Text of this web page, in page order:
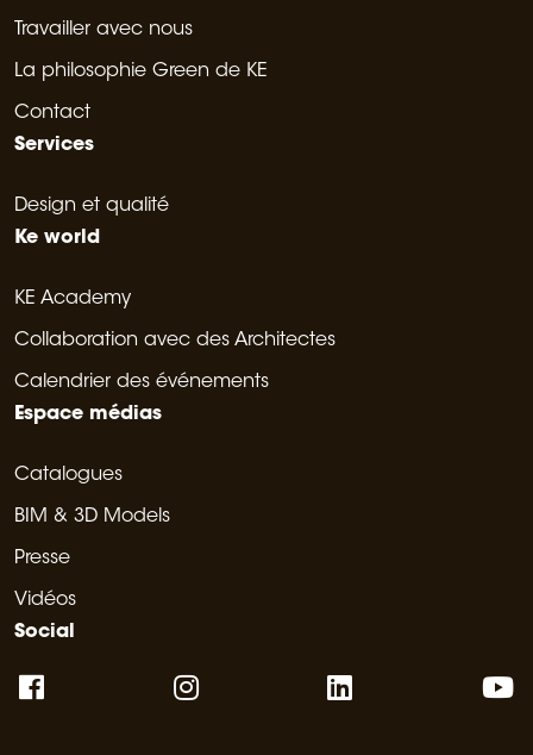
Travailler avec nous
La philosophie Green de KE
Contact
Services
Design et qualité
Ke world
KE Academy
Collaboration avec des Architectes
Calendrier des événements
Espace médias
Catalogues
BIM & 3D Models
Presse
Vidéos
Social